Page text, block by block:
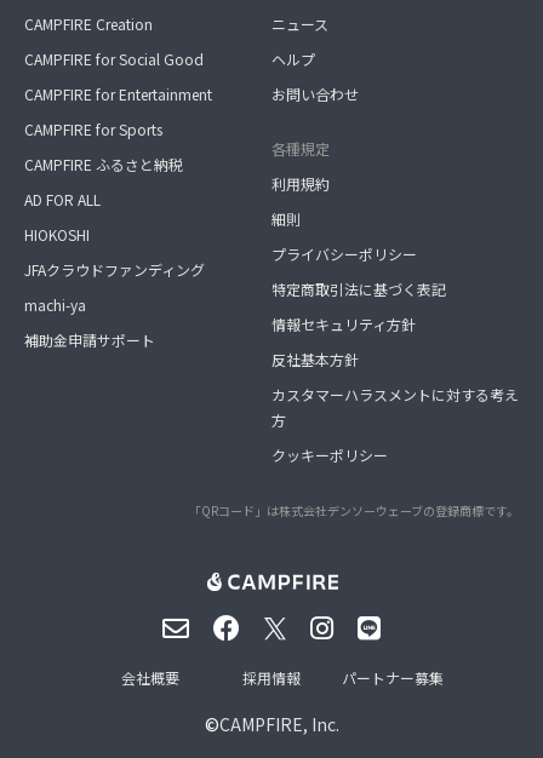
CAMPFIRE Creation
CAMPFIRE for Social Good
CAMPFIRE for Entertainment
CAMPFIRE for Sports
CAMPFIRE ふるさと納税
AD FOR ALL
HIOKOSHI
JFAクラウドファンディング
machi-ya
補助金申請サポート
ニュース
ヘルプ
お問い合わせ
各種規定
利用規約
細則
プライバシーポリシー
特定商取引法に基づく表記
情報セキュリティ方針
反社基本方針
カスタマーハラスメントに対する考え
方
クッキーポリシー
「QRコード」は株式会社デンソーウェーブの登録商標です。
©CAMPFIRE, Inc.
会社概要 採用情報 パートナー募集